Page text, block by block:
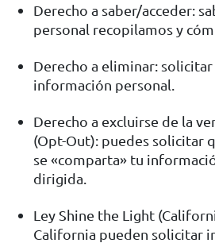
Derecho a saber/acceder:
personal recopilamos y
Derecho a eliminar:
información personal.
Derecho a excluirse de la
(Opt-Out): puedes solicitar
se «comparta» tu
dirigida.
Ley Shine the Light
California pueden solicitar